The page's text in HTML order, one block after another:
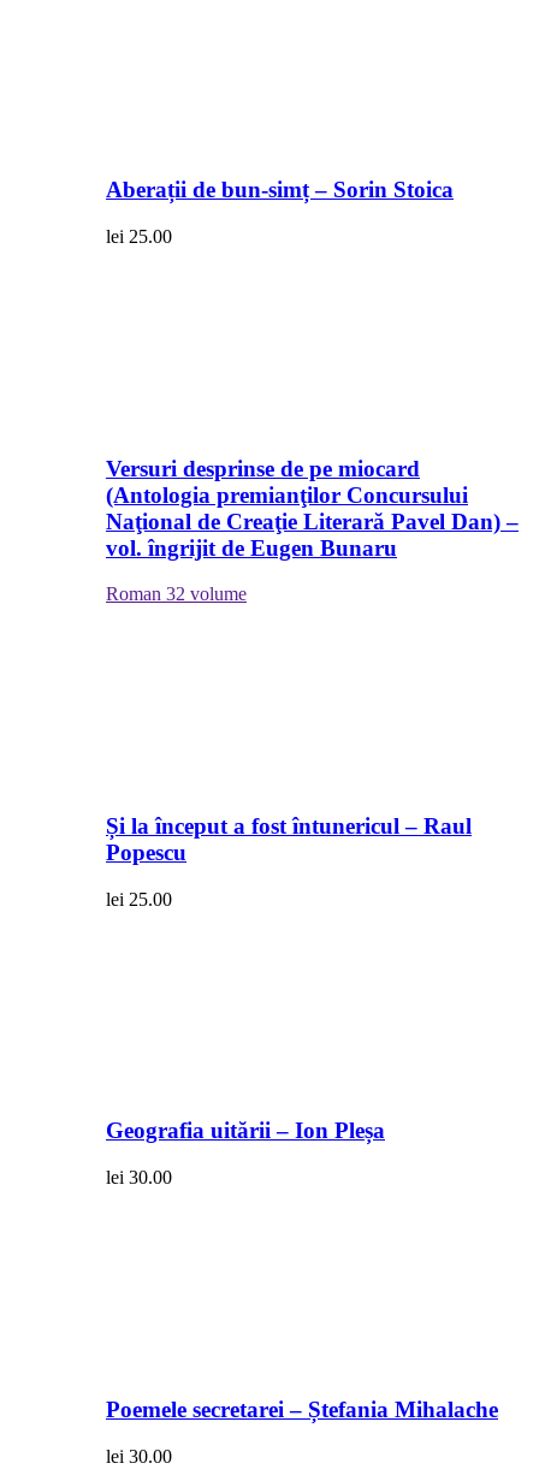
Aberații de bun-simț – Sorin Stoica
lei 25.00
Versuri desprinse de pe miocard
(Antologia premianţilor Concursului
Naţional de Creaţie Literară Pavel Dan) –
vol. îngrijit de Eugen Bunaru
Roman 32 volume
Și la început a fost întunericul – Raul
Popescu
lei 25.00
Geografia uitării – Ion Pleșa
lei 30.00
Poemele secretarei – Ștefania Mihalache
lei 30.00